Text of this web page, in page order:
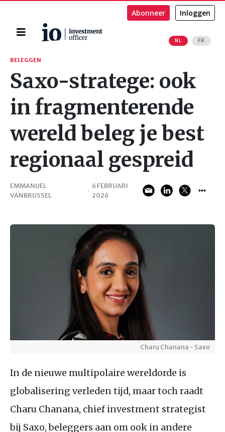
Home
NL FR
Abonneer Inloggen
Zoeken
BELEGGEN
Saxo-stratege: ook
in fragmenterende
wereld beleg je best
regionaal gespreid
EMMANUEL
VANBRUSSEL
·
6 FEBRUARI
2026
Charu Chanana - Saxo
In de nieuwe multipolaire wereldorde is
globalisering verleden tijd, maar toch raadt
Charu Chanana, chief investment strategist
bij Saxo, beleggers aan om ook in andere